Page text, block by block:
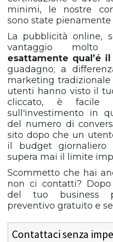
minimi, le nostre
sono state
La pubblicità online,
vantaggio molto
esattamente qual’é
guadagno; a
marketing
utenti hanno visto il
cliccato, è facile
sull'investimento in
del numero di
sito dopo che un
il budget giornaliero
supera mai il limite
Scommetto che hai
non ci contatti?
del tuo business
preventivo gratuito e
Contattaci senza